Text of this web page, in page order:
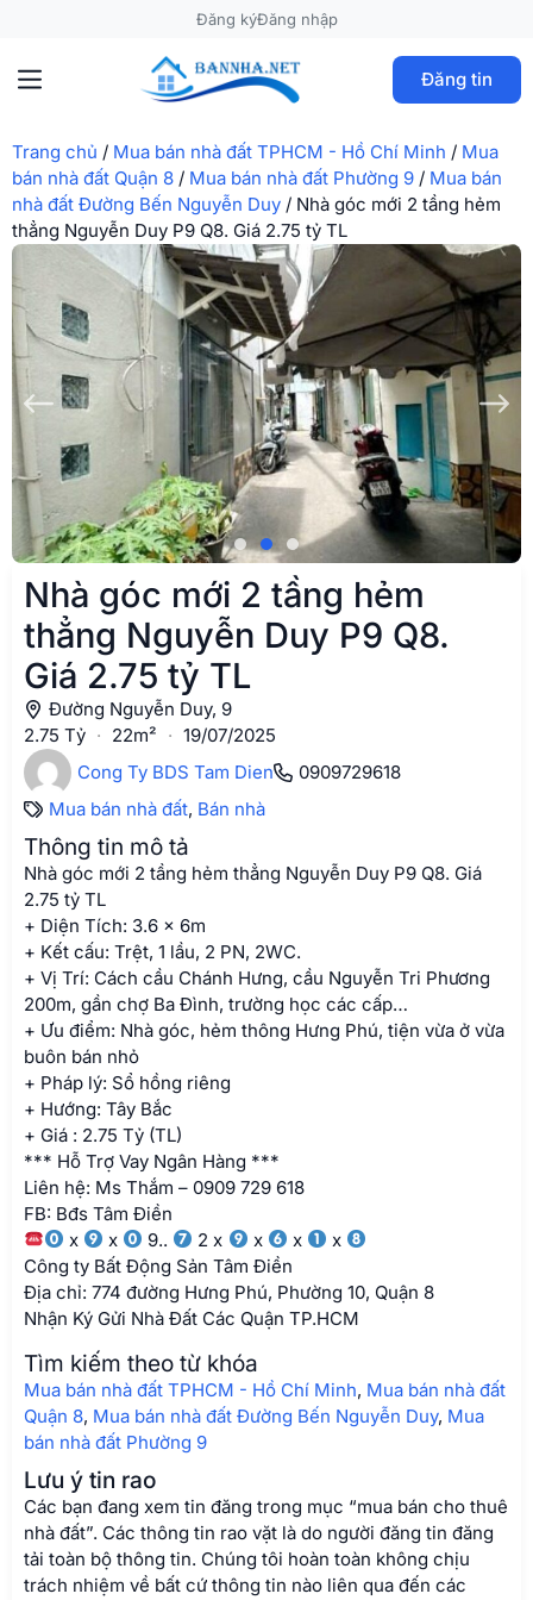
Đăng kýĐăng nhập
Đăng tin
Trang chủ / Mua bán nhà đất TPHCM - Hồ Chí Minh / Mua
bán nhà đất Quận 8 / Mua bán nhà đất Phường 9 / Mua bán
nhà đất Đường Bến Nguyễn Duy / Nhà góc mới 2 tầng hẻm
thẳng Nguyễn Duy P9 Q8. Giá 2.75 tỷ TL
Nhà góc mới 2 tầng hẻm
thẳng Nguyễn Duy P9 Q8.
Giá 2.75 tỷ TL
Đường Nguyễn Duy, 9
2.75 Tỷ · 22m² · 19/07/2025
Cong Ty BDS Tam Dien
0909729618
Mua bán nhà đất, Bán nhà
Thông tin mô tả
Nhà góc mới 2 tầng hẻm thẳng Nguyễn Duy P9 Q8. Giá
2.75 tỷ TL
+ Diện Tích: 3.6 x 6m
+ Kết cấu: Trệt, 1 lầu, 2 PN, 2WC.
+ Vị Trí: Cách cầu Chánh Hưng, cầu Nguyễn Tri Phương
200m, gần chợ Ba Đình, trường học các cấp…
+ Ưu điểm: Nhà góc, hẻm thông Hưng Phú, tiện vừa ở vừa
buôn bán nhỏ
+ Pháp lý: Sổ hồng riêng
+ Hướng: Tây Bắc
+ Giá : 2.75 Tỷ (TL)
*** Hỗ Trợ Vay Ngân Hàng ***
Liên hệ: Ms Thắm – 0909 729 618
FB: Bđs Tâm Điền
x
x 9.. 2 x x x
x
Công ty Bất Động Sản Tâm Điền
Địa chỉ: 774 đường Hưng Phú, Phường 10, Quận 8
Nhận Ký Gửi Nhà Đất Các Quận TP.HCM
Tìm kiếm theo từ khóa
Mua bán nhà đất TPHCM - Hồ Chí Minh, Mua bán nhà đất
Quận 8, Mua bán nhà đất Đường Bến Nguyễn Duy, Mua
bán nhà đất Phường 9
Lưu ý tin rao
Các bạn đang xem tin đăng trong mục “mua bán cho thuê
nhà đất”. Các thông tin rao vặt là do người đăng tin đăng
tải toàn bộ thông tin. Chúng tôi hoàn toàn không chịu
trách nhiệm về bất cứ thông tin nào liên qua đến các